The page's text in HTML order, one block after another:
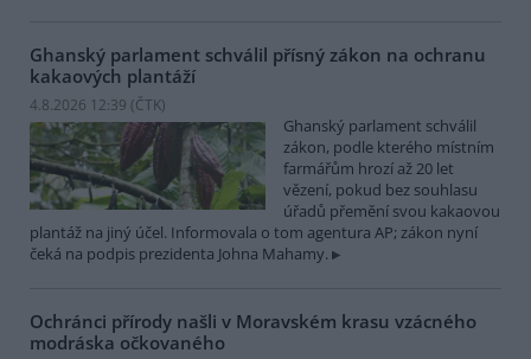
Ghanský parlament schválil přísný zákon na ochranu
kakaových plantáží
4.8.2026 12:39 (ČTK)
Ghanský parlament schválil
zákon, podle kterého místním
farmářům hrozí až 20 let
vězení, pokud bez souhlasu
úřadů přemění svou kakaovou
plantáž na jiný účel. Informovala o tom agentura AP; zákon nyní
čeká na podpis prezidenta Johna Mahamy.
Ochránci přírody našli v Moravském krasu vzácného
modráska očkovaného